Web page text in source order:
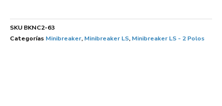
SKU BKNC2-63
Categorías Minibreaker, Minibreaker LS, Minibreaker LS - 2 Polos